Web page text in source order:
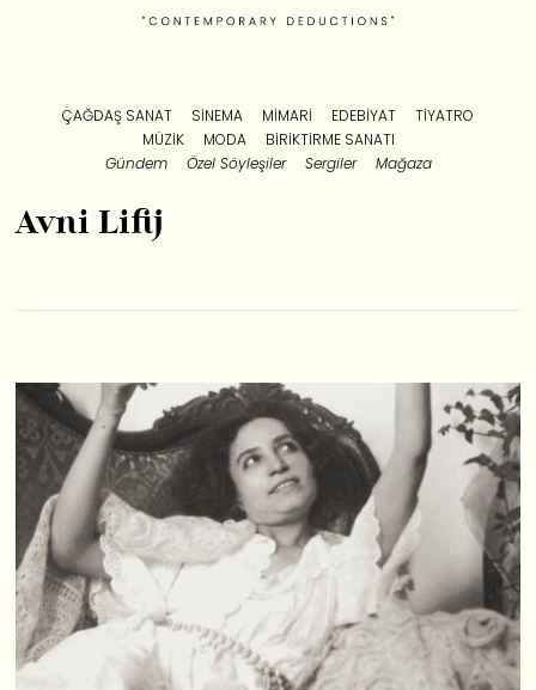
ÇAĞDAŞ SANAT SINEMA MIMARI EDEBIYAT
TIYATRO
MÜZIK
MODA
BIRIKTIRME SANATI
Gündem
Özel Söyleşiler Sergiler Mağaza
Avni Lifij